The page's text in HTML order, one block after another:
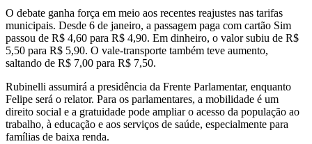
O debate ganha força em meio aos recentes reajustes nas tarifas
municipais. Desde 6 de janeiro, a passagem paga com cartão Sim
passou de R$ 4,60 para R$ 4,90. Em dinheiro, o valor subiu de R$
5,50 para R$ 5,90. O vale-transporte também teve aumento,
saltando de R$ 7,00 para R$ 7,50.
Rubinelli assumirá a presidência da Frente Parlamentar, enquanto
Felipe será o relator. Para os parlamentares, a mobilidade é um
direito social e a gratuidade pode ampliar o acesso da população ao
trabalho, à educação e aos serviços de saúde, especialmente para
famílias de baixa renda.